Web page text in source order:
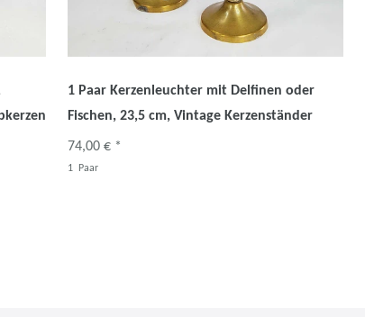
1 Paar Kerzenleuchter mit Delfinen oder
Fischen, 23,5 cm, Vintage Kerzenständer
74,00 € *
1 Paar